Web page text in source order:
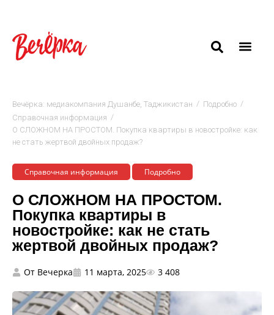
Вечёрка: медиакомпания Душанбе, Таджикистан / Подробно /
Cправочная информация /
О СЛОЖНОМ НА ПРОСТОМ. Покупка квартиры в новостройке: как
не стать жертвой двойных продаж?
Cправочная информация Подробно
О СЛОЖНОМ НА ПРОСТОМ.
Покупка квартиры в
новостройке: как не стать
жертвой двойных продаж?
От Вечерка 11 марта, 2025 3 408